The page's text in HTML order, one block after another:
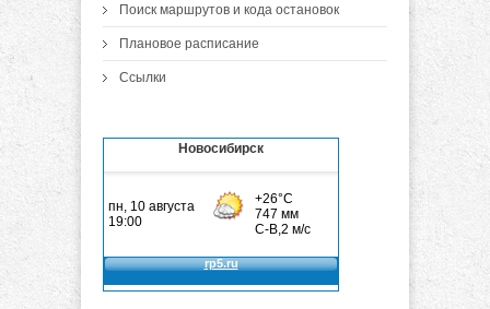
Поиск маршрутов и кода остановок
Плановое расписание
Ссылки
Новосибирск